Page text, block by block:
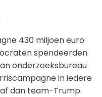
430 miljoen euro
spendeerden
onderzoeksbureau
in iedere
dan team-Trump.